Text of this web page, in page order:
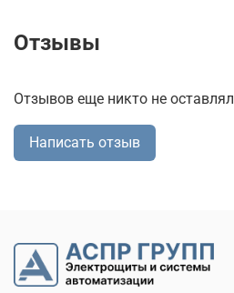
Отзывы
Отзывов еще никто не оставлял
Написать отзыв